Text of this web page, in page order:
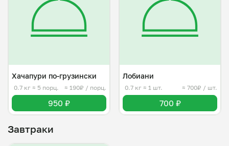
Хачапури по-грузински
0.7 кг ≈ 5 порц. ≈ 190₽ / порц.
950 ₽
Лобиани
0.7 кг ≈ 1 шт. ≈ 700₽ / шт.
700 ₽
Завтраки